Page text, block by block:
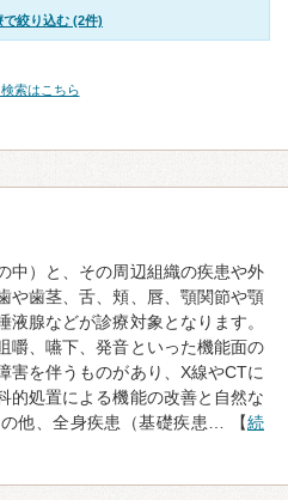
で絞り込む (2件)
索はこちら
中）と、その周辺組織の疾患や外
や歯茎、舌、頬、唇、顎関節や顎
腺などが診療対象となります。
嚼、嚥下、発音といった機能面の
害を伴うものがあり、X線やCTに
的処置による機能の改善と自然な
他、全身疾患（基礎疾患… 【続